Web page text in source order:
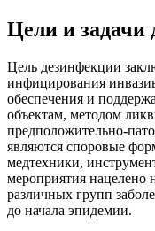
Цели и задачи
Цель дезинфекции
инфицирования
обеспечения и
объектам, методом
предположительно-
являются споровые
медтехники,
мероприятия нацелено
различных групп
до начала эпидемии.